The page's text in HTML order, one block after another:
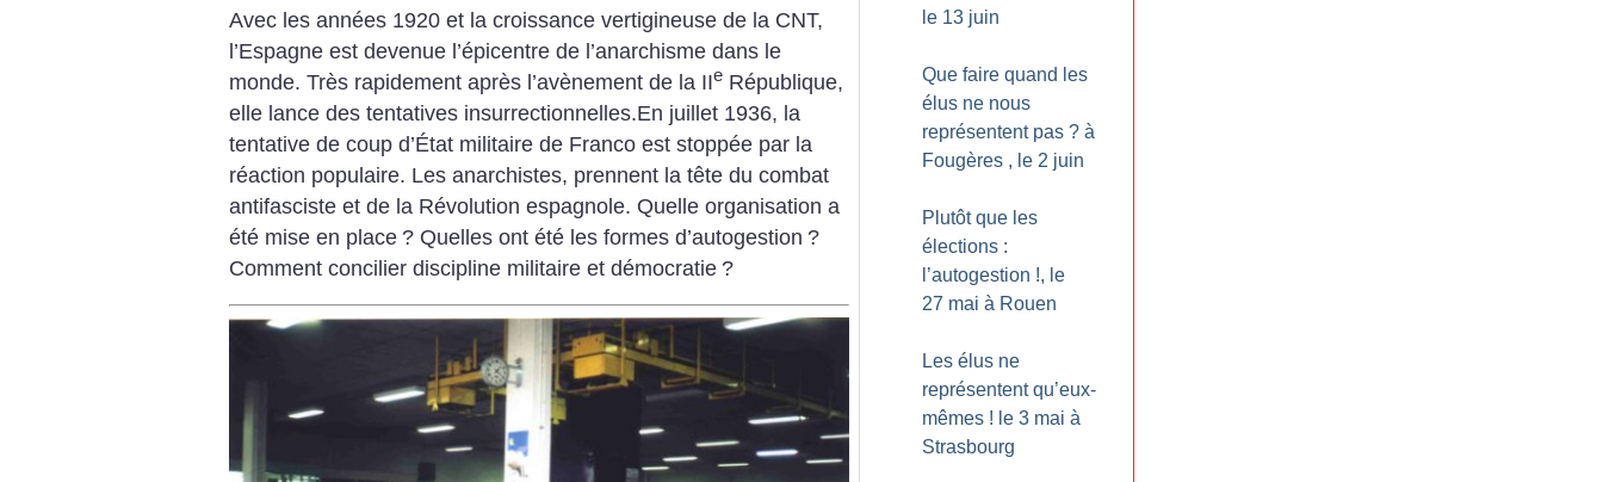
Avec les années 1920 et la croissance vertigineuse de la CNT,
l’Espagne est devenue l’épicentre de l’anarchisme dans le
monde. Très rapidement après l’avènement de la IIe République,
elle lance des tentatives insurrectionnelles.En juillet 1936, la
tentative de coup d’État militaire de Franco est stoppée par la
réaction populaire. Les anarchistes, prennent la tête du combat
antifasciste et de la Révolution espagnole. Quelle organisation a
été mise en place ? Quelles ont été les formes d’autogestion ?
Comment concilier discipline militaire et démocratie ?
le 13 juin
Que faire quand les
élus ne nous
représentent pas ? à
Fougères , le 2 juin
Plutôt que les
élections :
l’autogestion !, le
27 mai à Rouen
Les élus ne
représentent qu’eux-
mêmes ! le 3 mai à
Strasbourg